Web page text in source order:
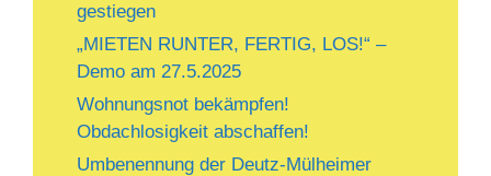
gestiegen
„MIETEN RUNTER, FERTIG, LOS!“ –
Demo am 27.5.2025
Wohnungsnot bekämpfen!
Obdachlosigkeit abschaffen!
Umbenennung der Deutz-Mülheimer